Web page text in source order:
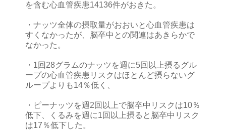
を含む心血管疾患14136件がおきた。
・ナッツ全体の摂取量がおおいと心血管疾患は
すくなかったが、脳卒中との関連はあきらかで
なかった。
・1回28グラムのナッツを週に5回以上摂るグル
ープの心血管疾患リスクはほとんど摂らないグ
ループよりも14％低く、
・ピーナッツを週2回以上で脳卒中リスクは10％
低下、くるみを週に1回以上摂ると脳卒中リスク
は17％低下した。